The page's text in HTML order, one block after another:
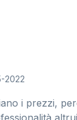
2022
i prezzi,